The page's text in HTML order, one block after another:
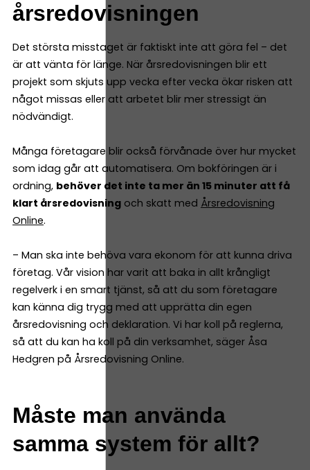
årsredovisningen
Det största misstaget är faktiskt inte att göra fel – det
är att vänta för länge. När årsredovisningen blir ett
projekt som skjuts upp vecka efter vecka ökar risken att
något missas eller att arbetet blir mer stressigt än
nödvändigt.
Många företagare blir också förvånade över hur mycket
som idag går att automatisera. Om bokföringen är i
ordning, behöver det inte ta mer än 15 minuter att få
klart årsredovisning och skatt med Årsredovisning
Online.
– Man ska inte behöva vara ekonom för att kunna driva
företag. Vår vision har varit att baka in allt krångligt
regelverk i en smart tjänst, så att du som företagare
kan känna dig trygg med att upprätta din egen
årsredovisning och deklaration. Vi har koll på reglerna,
så att du kan ha koll på din verksamhet, säger Åsa
Hedgren på Årsredovisning Online.
Måste man använda
samma system för allt?